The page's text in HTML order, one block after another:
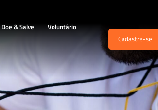
Doe & Salve Voluntário
Cadastre-se